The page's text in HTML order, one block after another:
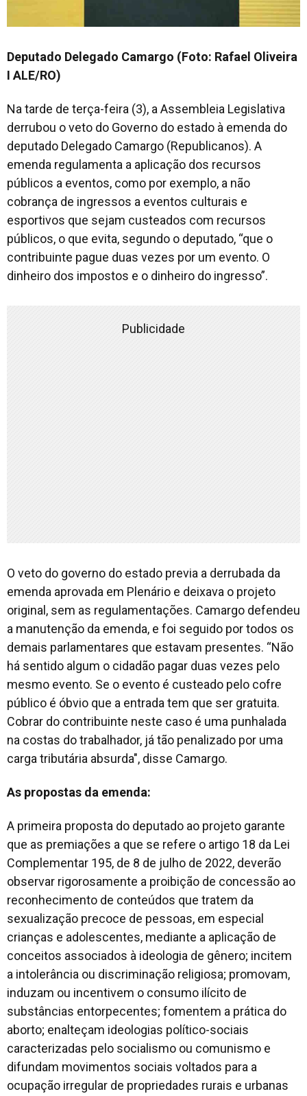
Deputado Delegado Camargo (Foto: Rafael Oliveira
I ALE/RO)
Na tarde de terça-feira (3), a Assembleia Legislativa
derrubou o veto do Governo do estado à emenda do
deputado Delegado Camargo (Republicanos). A
emenda regulamenta a aplicação dos recursos
públicos a eventos, como por exemplo, a não
cobrança de ingressos a eventos culturais e
esportivos que sejam custeados com recursos
públicos, o que evita, segundo o deputado, “que o
contribuinte pague duas vezes por um evento. O
dinheiro dos impostos e o dinheiro do ingresso”.
Publicidade
O veto do governo do estado previa a derrubada da
emenda aprovada em Plenário e deixava o projeto
original, sem as regulamentações. Camargo defendeu
a manutenção da emenda, e foi seguido por todos os
demais parlamentares que estavam presentes. “Não
há sentido algum o cidadão pagar duas vezes pelo
mesmo evento. Se o evento é custeado pelo cofre
público é óbvio que a entrada tem que ser gratuita.
Cobrar do contribuinte neste caso é uma punhalada
na costas do trabalhador, já tão penalizado por uma
carga tributária absurda", disse Camargo.
As propostas da emenda:
A primeira proposta do deputado ao projeto garante
que as premiações a que se refere o artigo 18 da Lei
Complementar 195, de 8 de julho de 2022, deverão
observar rigorosamente a proibição de concessão ao
reconhecimento de conteúdos que tratem da
sexualização precoce de pessoas, em especial
crianças e adolescentes, mediante a aplicação de
conceitos associados à ideologia de gênero; incitem
a intolerância ou discriminação religiosa; promovam,
induzam ou incentivem o consumo ilícito de
substâncias entorpecentes; fomentem a prática do
aborto; enalteçam ideologias político-sociais
caracterizadas pelo socialismo ou comunismo e
difundam movimentos sociais voltados para a
ocupação irregular de propriedades rurais e urbanas